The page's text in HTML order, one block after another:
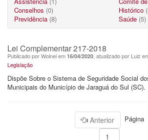
Conselhos (0) Histórico
Previdência (8) Saúde (5)
Lei Complementar 217-2018
Publicado por Wolnei em 16/04/2020 , atualizado por Luiz
Legislação
Dispõe Sobre o Sistema de Seguridade Social
Municipais do Município de Jaraguá do Sul (SC).
Anterior Página